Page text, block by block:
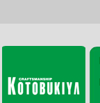
おうちの